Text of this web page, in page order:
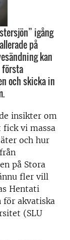
igång
på
kan
första
och skicka in
insikter om
fick vi massa
och hur
på Stora
fler vill
Hentati
för akvatiska
(SLU